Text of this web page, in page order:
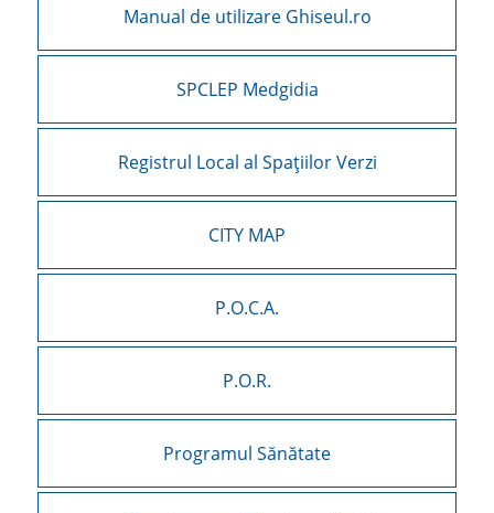
Manual de utilizare Ghiseul.ro
SPCLEP Medgidia
Registrul Local al Spațiilor Verzi
CITY MAP
P.O.C.A.
P.O.R.
Programul Sănătate